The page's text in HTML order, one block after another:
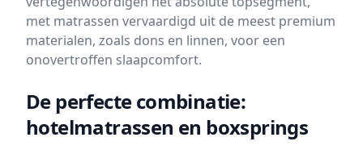
met matrassen vervaardigd uit de meest premium
materialen, zoals dons en linnen, voor een
onovertroffen slaapcomfort.
De perfecte combinatie:
hotelmatrassen en boxsprings